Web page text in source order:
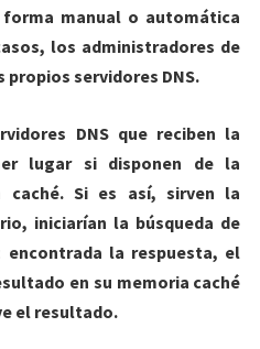
manual o automática
los administradores de
servidores DNS.
DNS que reciben la
lugar si disponen de la
caché. Si es así, sirven la
iniciarían la búsqueda de
encontrada la respuesta, el
en su memoria caché
el resultado.